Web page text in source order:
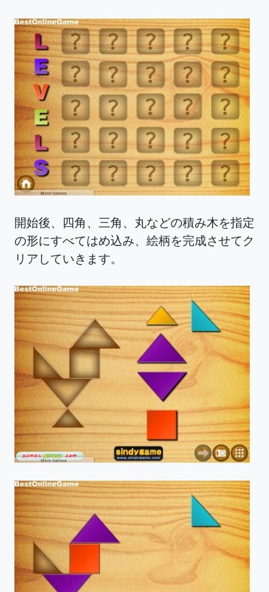
開始後、四角、三角、丸などの積み木を指定
の形にすべてはめ込み、絵柄を完成させてク
リアしていきます。